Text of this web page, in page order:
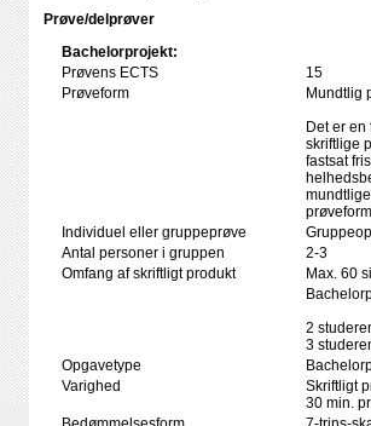
Prøve/delprøver
Bachelorprojekt:
Prøvens ECTS
15
Prøveform
Mundtlig
Det er
skriftlige
fastsat
Individuel eller gruppeprøve
Antal personer i gruppen
2-3
Omfang af skriftligt produkt
Max. 60
2
3
Opgavetype
Varighed
Skriftligt
30 min.